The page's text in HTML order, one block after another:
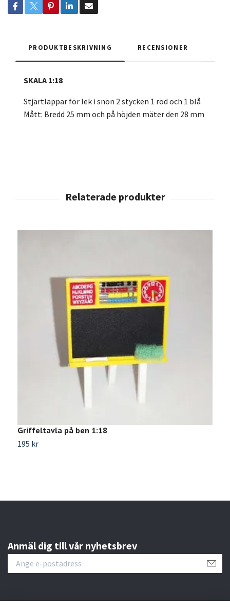
PRODUKTBESKRIVNING RECENSIONER
SKALA 1:18
Stjärtlappar för lek i snön 2 stycken 1 röd och 1 blå
Mått: Bredd 25 mm och på höjden mäter den 28 mm
Griffeltavla på ben 1:18
195 kr
Anmäl dig till vår nyhetsbrev